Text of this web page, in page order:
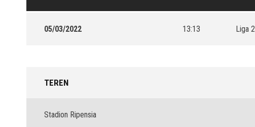
05/03/2022 13:13 Liga 2
TEREN
Stadion Ripensia